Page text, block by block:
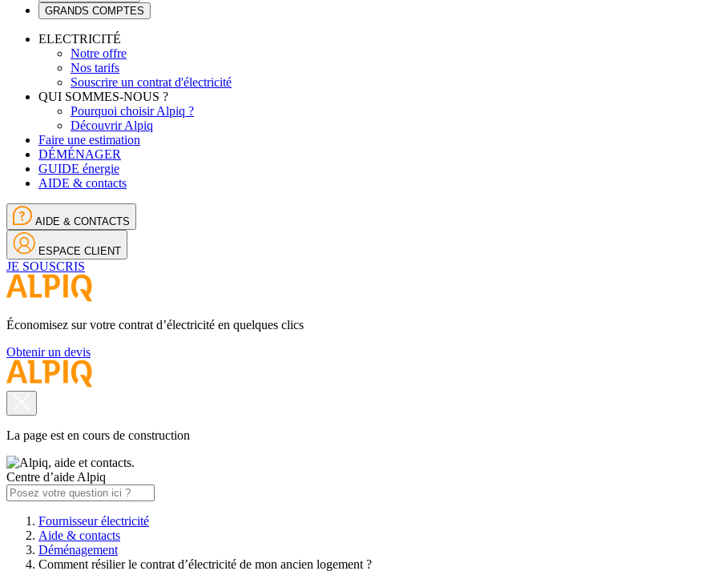
GRANDS COMPTES
ELECTRICITÉ
Notre offre
Nos tarifs
Souscrire un contrat d'électricité
QUI SOMMES-NOUS ?
Pourquoi choisir Alpiq ?
Découvrir Alpiq
Faire une estimation
DÉMÉNAGER
GUIDE énergie
AIDE & contacts
AIDE & CONTACTS
ESPACE CLIENT
JE SOUSCRIS
Économisez sur votre contrat d’électricité en quelques clics
Obtenir un devis
La page est en cours de construction
Centre d’aide Alpiq
Fournisseur électricité
Aide & contacts
Déménagement
Comment résilier le contrat d’électricité de mon ancien logement ?